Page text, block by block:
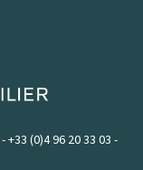
-+33 (0)4 96 20 33 03 -